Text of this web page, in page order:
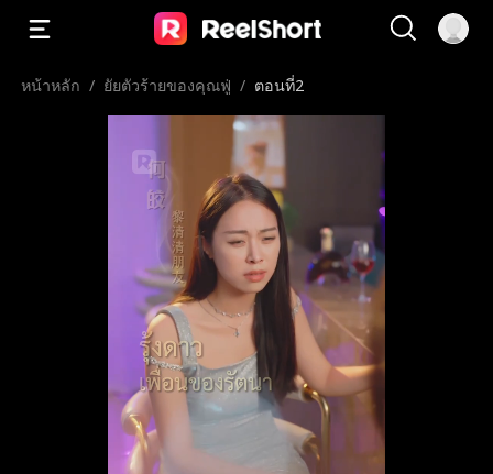
หน้าหลัก / ยัยตัวร้ายของคุณฟู่ / ตอนที่2